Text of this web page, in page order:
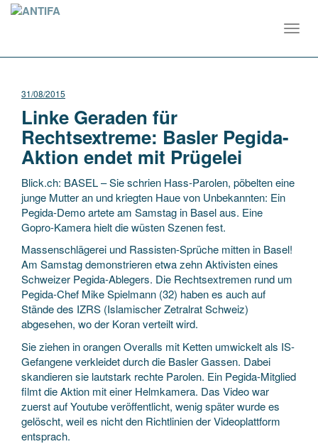
31/08/2015
Linke Geraden für
Rechtsextreme: Basler Pegida-
Aktion endet mit Prügelei
Blick.ch: BASEL – Sie schrien Hass-Parolen, pöbelten eine
junge Mutter an und kriegten Haue von Unbekannten: Ein
Pegida-Demo artete am Samstag in Basel aus. Eine
Gopro-Kamera hielt die wüsten Szenen fest.
Massenschlägerei und Rassisten-Sprüche mitten in Basel!
Am Samstag demonstrieren etwa zehn Aktivisten eines
Schweizer Pegida-Ablegers. Die Rechtsextremen rund um
Pegida-Chef Mike Spielmann (32) haben es auch auf
Stände des IZRS (Islamischer Zetralrat Schweiz)
abgesehen, wo der Koran verteilt wird.
Sie ziehen in orangen Overalls mit Ketten umwickelt als IS-
Gefangene verkleidet durch die Basler Gassen. Dabei
skandieren sie lautstark rechte Parolen. Ein Pegida-Mitglied
filmt die Aktion mit einer Helmkamera. Das Video war
zuerst auf Youtube veröffentlicht, wenig später wurde es
gelöscht, weil es nicht den Richtlinien der Videoplattform
entsprach.